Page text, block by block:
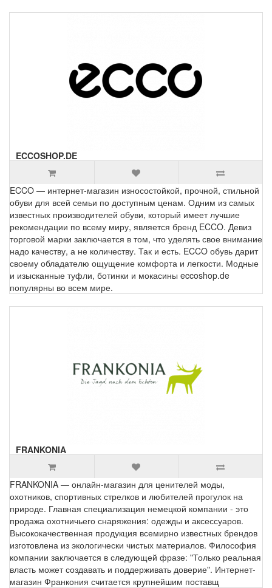
ECCOSHOP.DE
ECCO — интернет-магазин износостойкой, прочной, стильной
обуви для всей семьи по доступным ценам. Одним из самых
известных производителей обуви, который имеет лучшие
рекомендации по всему миру, является бренд ECCO. Девиз
торговой марки заключается в том, что уделять свое внимание
надо качеству, а не количеству. Так и есть. ECCO обувь дарит
своему обладателю ощущение комфорта и легкости. Модные
и изысканные туфли, ботинки и мокасины eccoshop.de
популярны во всем мире.
FRANKONIA
FRANKONIA — онлайн-магазин для ценителей моды,
охотников, спортивных стрелков и любителей прогулок на
природе. Главная специализация немецкой компании - это
продажа охотничьего снаряжения: одежды и аксессуаров.
Высококачественная продукция всемирно известных брендов
изготовлена из экологически чистых материалов. Философия
компании заключается в следующей фразе: "Только реальная
власть может создавать и поддерживать доверие". Интернет-
магазин Франкония считается крупнейшим поставщ